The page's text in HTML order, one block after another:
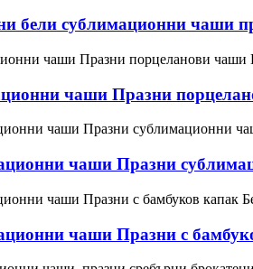
бели сублимационни чаши
чаши Празни
чаши Празни
чаши Празни с